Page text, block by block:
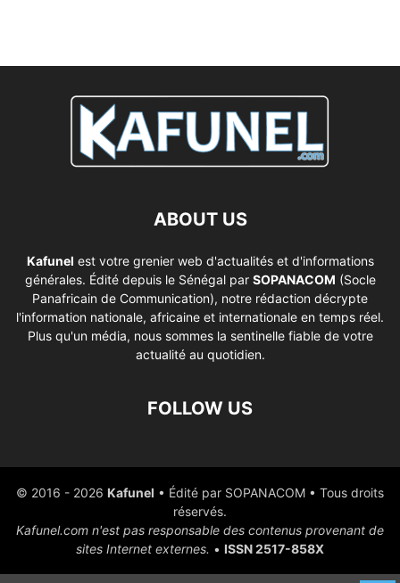
ABOUT US
Kafunel est votre grenier web d'actualités et d'informations
générales. Édité depuis le Sénégal par SOPANACOM (Socle
Panafricain de Communication), notre rédaction décrypte
l'information nationale, africaine et internationale en temps réel.
Plus qu'un média, nous sommes la sentinelle fiable de votre
actualité au quotidien.
FOLLOW US
© 2016 - 2026 Kafunel • Édité par SOPANACOM • Tous droits
réservés.
Kafunel.com n'est pas responsable des contenus provenant de
sites Internet externes. • ISSN 2517-858X